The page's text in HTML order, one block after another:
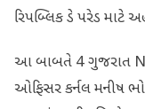
રિપબ્લિક ડે પરેડ માટે
આ બાબતે 4 ગુજરાત
ઓફિસર કર્નલ મનીષ